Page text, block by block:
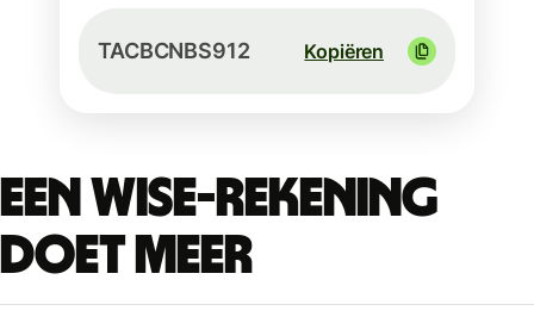
TACBCNBS912 Kopiëren
Een Wise-rekening
doet meer